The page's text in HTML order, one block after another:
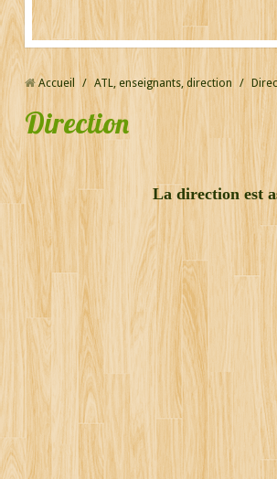
Accueil / ATL, enseignants, direction /
Direction
La direction est